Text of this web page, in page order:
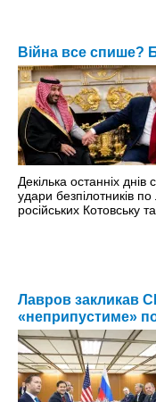
Війна все спише?
Декілька останніх
удари безпілотників
російських Котовську
Лавров закликав
«неприпустиме»